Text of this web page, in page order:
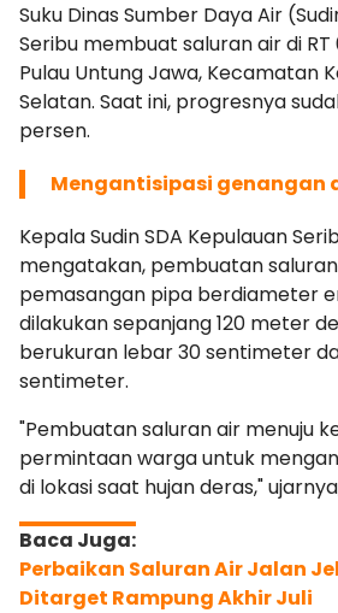
Suku Dinas Sumber Daya Air
Seribu membuat saluran air di
Pulau Untung Jawa, Kecamatan
Selatan. Saat ini, progresnya
persen.
Mengantisipasi genangan
Kepala Sudin SDA Kepulauan
mengatakan, pembuatan
pemasangan pipa berdiameter
dilakukan sepanjang 120 meter
berukuran lebar 30 sentimeter
sentimeter.
"Pembuatan saluran air menuju
permintaan warga untuk
di lokasi saat hujan deras,"
Perbaikan Saluran Air Jalan
Ditarget Rampung Akhir Juli